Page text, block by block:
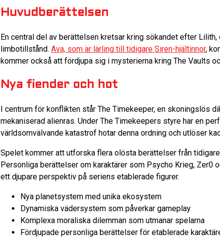
Huvudberättelsen
En central del av berättelsen kretsar kring sökandet efter
limbotillstånd. Ava, som är lärling till tidigare Siren-hjältinnor,
kommer också att fördjupa sig i mysterierna kring The Vaults
Nya fiender och hot
I centrum för konflikten står The Timekeeper, en skoningslös
mekaniserad alienras. Under The Timekeepers styre har en
världsomvälvande katastrof hotar denna ordning och utlöser
Spelet kommer att utforska flera olösta berättelser från
Personliga berättelser om karaktärer som Psycho Krieg, Zer0
ett djupare perspektiv på seriens etablerade figurer.
Nya planetsystem med unika ekosystem
Dynamiska vädersystem som påverkar gameplay
Komplexa moraliska dilemman som utmanar spelarna
Fördjupade personliga berättelser för etablerade